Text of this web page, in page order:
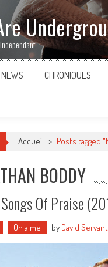
NEWS CHRONIQUES
Accueil > Posts tagged
BODDY
Of Praise
On aime by David Servant